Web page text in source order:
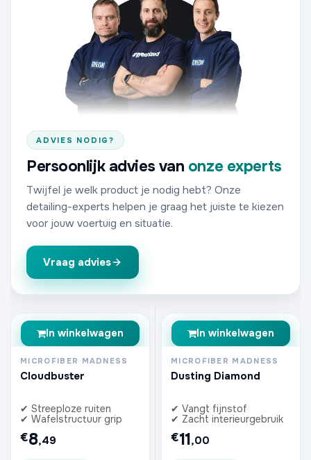
ADVIES NODIG?
Persoonlijk advies van onze experts
Twijfel je welk product je nodig hebt? Onze
detailing-experts helpen je graag het juiste te kiezen
voor jouw voertuig en situatie.
Vraag advies
In winkelwagen
MICROFIBER MADNESS
Cloudbuster
✔ Streeploze ruiten
✔ Wafelstructuur grip
€8,49
In winkelwagen
MICROFIBER MADNESS
Dusting Diamond
✔ Vangt fijnstof
✔ Zacht interieurgebruik
€11,00